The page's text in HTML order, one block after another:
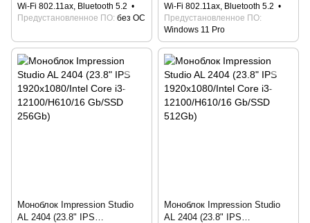
Wi-Fi 802.11ax, Bluetooth 5.2
Предустановленное ПО без ОС
Wi-Fi 802.11ax, Bluetooth 5.2
Предустановленное ПО
Windows 11 Pro
Моноблок Impression Studio
AL 2404 (23.8" IPS
Моноблок Impression Studio
AL 2404 (23.8" IPS